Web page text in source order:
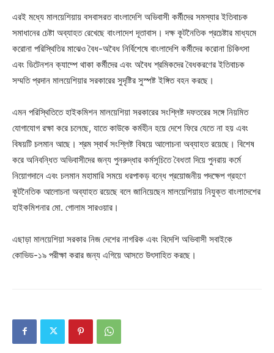
এরই মধ্যে মালয়েশিয়ায় বসবাসরত বাংলাদেশি অভিবাসী কর্মীদের সমস্যার ইতিবাচক
সমাধানের চেষ্টা অব্যাহত রেখেছে বাংলাদেশ দূতাবাস। দক্ষ কূটনৈতিক প্রচেষ্টার মাধ্যমে
করোনা পরিস্থিতির মাঝেও বৈধ-অবৈধ নির্বিশেষে বাংলাদেশি কর্মীদের করোনা চিকিৎসা
এবং ডিটেনশন ক্যাম্পে থাকা কর্মীদের এবং অবৈধ শ্রমিকদের বৈধকরণের ইতিবাচক
সম্মতি প্রদান মালয়েশিয়ার সরকারের সুদৃষ্টির সুস্পষ্ট ইঙ্গিত বহন করছে।
এমন পরিস্থিতিতে হাইকমিশন মালয়েশিয়া সরকারের সংশ্লিষ্ট দফতরের সঙ্গে নিয়মিত
যোগাযোগ রক্ষা করে চলেছে, যাতে কাউকে কর্মহীন হয়ে দেশে ফিরে যেতে না হয় এবং
বিষয়টি চলমান আছে। শ্রম স্বার্থ সংশ্লিষ্ট বিষয়ে আলোচনা অব্যাহত রয়েছে। বিশেষ
করে অনিবন্ধিত অভিবাসীদের জন্য পুনরুদ্ধার কর্মসূচিতে বৈধতা দিয়ে পুনরায় কর্মে
নিয়োগদানে এবং চলমান মহামারি সময়ে ধরপাকড় বন্ধে প্রয়োজনীয় পদক্ষেপ গ্রহণে
কূটনৈতিক আলোচনা অব্যাহত রয়েছে বলে জানিয়েছেন মালয়েশিয়ায় নিযুক্ত বাংলাদেশের
হাইকমিশনার মো. গোলাম সারওয়ার।
এছাড়া মালয়েশিয়া সরকার নিজ দেশের নাগরিক এবং বিদেশি অভিবাসী সবাইকে
কোভিড-১৯ পরীক্ষা করার জন্য এগিয়ে আসতে উৎসাহিত করছে।